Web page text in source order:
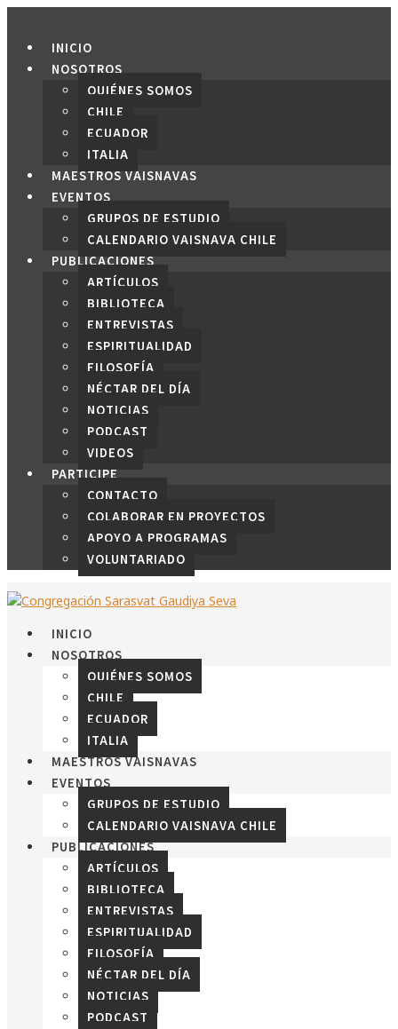
contenidoINICIO
NOSOTROS
QUIÉNES SOMOS
CHILE
ECUADOR
ITALIA
MAESTROS VAISNAVAS
EVENTOS
GRUPOS DE ESTUDIO
CALENDARIO VAISNAVA CHILE
PUBLICACIONES
ARTÍCULOS
BIBLIOTECA
ENTREVISTAS
ESPIRITUALIDAD
FILOSOFÍA
NÉCTAR DEL DÍA
NOTICIAS
PODCAST
VIDEOS
PARTICIPE
CONTACTO
COLABORAR EN PROYECTOS
APOYO A PROGRAMAS
VOLUNTARIADO
INICIO
NOSOTROS
QUIÉNES SOMOS
CHILE
ECUADOR
ITALIA
MAESTROS VAISNAVAS
EVENTOS
GRUPOS DE ESTUDIO
CALENDARIO VAISNAVA CHILE
PUBLICACIONES
ARTÍCULOS
BIBLIOTECA
ENTREVISTAS
ESPIRITUALIDAD
FILOSOFÍA
NÉCTAR DEL DÍA
NOTICIAS
PODCAST